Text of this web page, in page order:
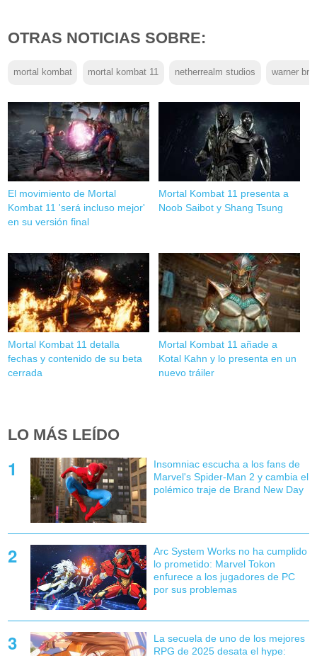
OTRAS NOTICIAS SOBRE:
mortal kombat mortal kombat 11 netherrealm studios warner
El movimiento de Mortal
Kombat 11 'será incluso mejor'
en su versión final
Mortal Kombat 11 presenta a
Noob Saibot y Shang Tsung
Mortal Kombat 11 detalla
fechas y contenido de su beta
cerrada
Mortal Kombat 11 añade a
Kotal Kahn y lo presenta en un
nuevo tráiler
LO MÁS LEÍDO
Insomniac escucha a los fans de
Marvel's Spider-Man 2 y cambia el
polémico traje de Brand New Day
Arc System Works no ha cumplido
lo prometido: Marvel Tokon
enfurece a los jugadores de PC
por sus problemas
La secuela de uno de los mejores
RPG de 2025 desata el hype: